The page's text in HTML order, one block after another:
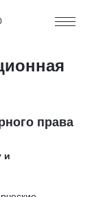
права
и